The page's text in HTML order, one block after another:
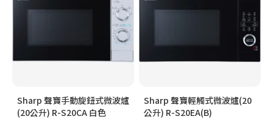
Sharp 聲寶手動旋鈕式微波爐
(20公升) R-S20CA 白色
Sharp 聲寶輕觸式微波爐(20
公升) R-S20EA(B)